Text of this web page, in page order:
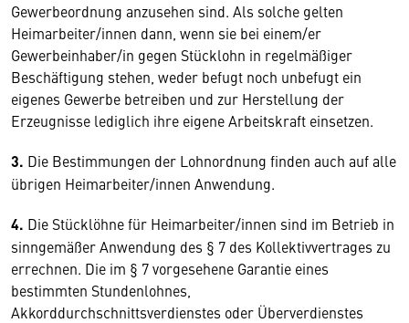
Gewerbeordnung anzusehen sind. Als solche gelten
Heimarbeiter/innen dann, wenn sie bei einem/er
Gewerbeinhaber/in gegen Stücklohn in regelmäßiger
Beschäftigung stehen, weder befugt noch unbefugt ein
eigenes Gewerbe betreiben und zur Herstellung der
Erzeugnisse lediglich ihre eigene Arbeitskraft einsetzen.
3. Die Bestimmungen der Lohnordnung finden auch auf alle
übrigen Heimarbeiter/innen Anwendung.
4. Die Stücklöhne für Heimarbeiter/innen sind im Betrieb in
sinngemäßer Anwendung des § 7 des Kollektivvertrages zu
errechnen. Die im § 7 vorgesehene Garantie eines
bestimmten Stundenlohnes,
Akkorddurchschnittsverdienstes oder Überverdienstes